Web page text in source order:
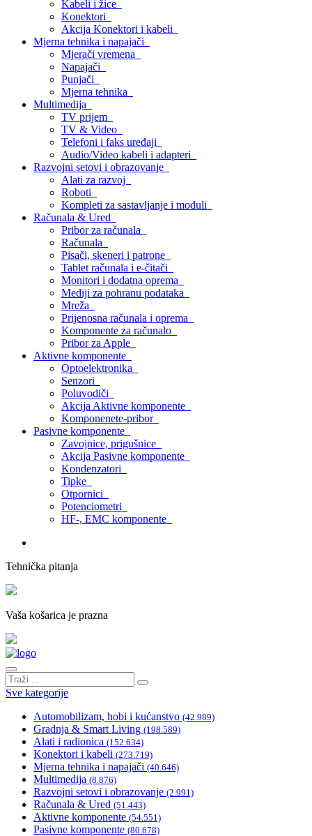
Kabeli i žice
Konektori
Akcija Konektori i kabeli
Mjerna tehnika i napajači
Mjerači vremena
Napajači
Punjači
Mjerna tehnika
Multimedija
TV prijem
TV & Video
Telefoni i faks uređaji
Audio/Video kabeli i adapteri
Razvojni setovi i obrazovanje
Alati za razvoj
Roboti
Kompleti za sastavljanje i moduli
Računala & Ured
Pribor za računala
Računala
Pisači, skeneri i patrone
Tablet računala i e-čitači
Monitori i dodatna oprema
Mediji za pohranu podataka
Mreža
Prijenosna računala i oprema
Komponente za računalo
Pribor za Apple
Aktivne komponente
Optoelektronika
Senzori
Poluvodiči
Akcija Aktivne komponente
Komponenete-pribor
Pasivne komponente
Zavojnice, prigušnice
Akcija Pasivne komponente
Kondenzatori
Tipke
Otpornici
Potenciometri
HF-, EMC komponente
Tehnička pitanja
Vaša košarica je prazna
Sve kategorije
Automobilizam, hobi i kućanstvo (42.989)
Gradnja & Smart Living (198.589)
Alati i radionica (152.634)
Konektori i kabeli (273.719)
Mjerna tehnika i napajači (40.646)
Multimedija (8.876)
Razvojni setovi i obrazovanje (2.991)
Računala & Ured (51.443)
Aktivne komponente (54.551)
Pasivne komponente (80.678)